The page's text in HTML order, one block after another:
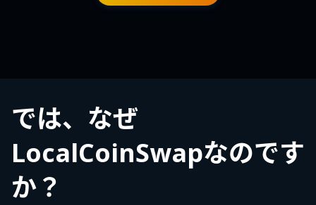
では、なぜ
LocalCoinSwapなのです
か？